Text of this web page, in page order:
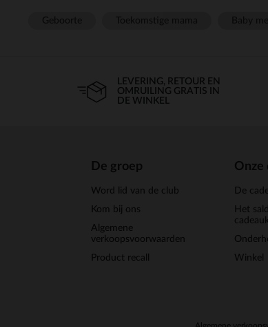
LEVERING, RETOUR EN
OMRUILING GRATIS IN
DE WINKEL
De groep
Word lid van de club
Kom bij ons
Algemene
verkoopsvoorwaarden
Product recall
Onze
De
Het
Winkel